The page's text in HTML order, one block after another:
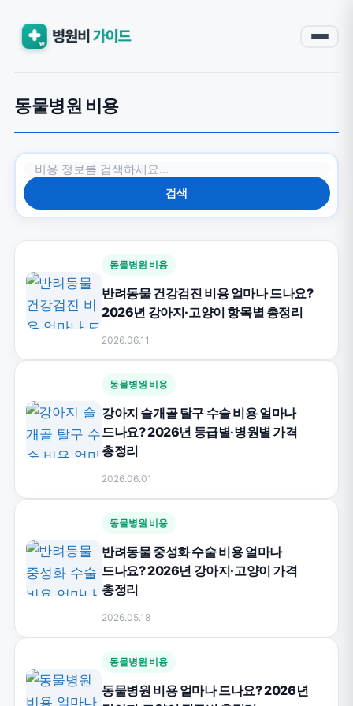
동물병원 비용
검색
동물병원 비용
반려동물 건강검진 비용 얼마나 드나요?
2026년 강아지·고양이 항목별 총정리
2026.06.11
동물병원 비용
강아지 슬개골 탈구 수술 비용 얼마나
드나요? 2026년 등급별·병원별 가격
총정리
2026.06.01
동물병원 비용
반려동물 중성화 수술 비용 얼마나
드나요? 2026년 강아지·고양이 가격
총정리
2026.05.18
동물병원 비용
동물병원 비용 얼마나 드나요? 2026년